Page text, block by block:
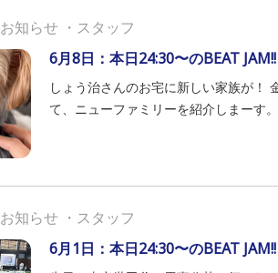
お知らせ ・ スタッフ
6月8日：本日24:30〜のBEAT JAM!!
しょう治さんのお宅に新しい家族が！
て、ニューファミリーを紹介しまーす
お知らせ ・ スタッフ
6月1日：本日24:30〜のBEAT JAM!!